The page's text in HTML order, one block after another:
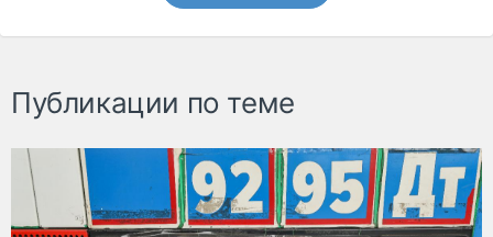
Публикации по теме